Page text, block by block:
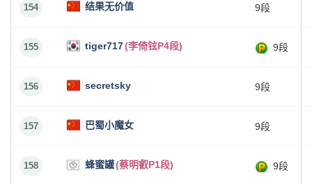
154 结果无价值 9段
155 tiger717(李倚铉P4段) 9段
156 secretsky 9段
157 巴蜀小魔女 9段
158 蜂蜜罐(蔡明叡P1段) 9段